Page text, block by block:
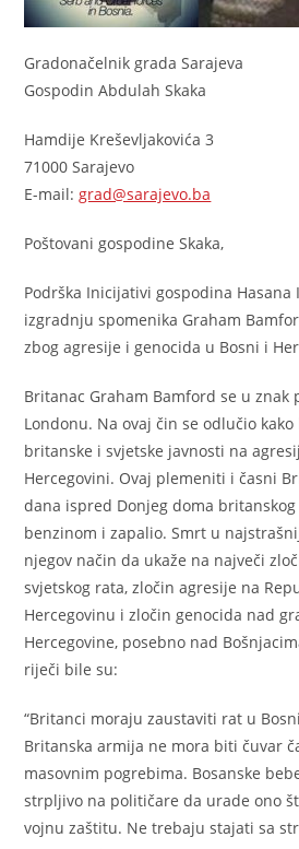
Gradonačelnik grada Sarajeva
Gospodin Abdulah Skaka
Hamdije Kreševljakovića 3
71000 Sarajevo
E-mail:grad@sarajevo.ba
Poštovani gospodine Skaka,
Podrška Inicijativi gospodina Hasana
izgradnju spomenika Graham
zbog agresije i genocida u Bosni i
Britanac Graham Bamford se u znak
Londonu. Na ovaj čin se odlučio
britanske i svjetske javnosti na
Hercegovini. Ovaj plemeniti i časni
dana ispred Donjeg doma
benzinom i zapalio. Smrt u
njegov način da ukaže na največi
svjetskog rata, zločin agresije na
Hercegovinu i zločin genocida nad
Hercegovine, posebno nad
riječi bile su:
“Britanci moraju zaustaviti rat u
Britanska armija ne mora biti čuvar
masovnim pogrebima. Bosanske
strpljivo na političare da urade ono
vojnu zaštitu. Ne trebaju stajati sa